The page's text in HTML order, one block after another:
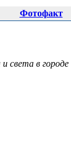
Фотофакт
света в городе